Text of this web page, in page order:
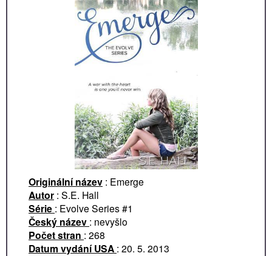
Originální název : Emerge
Autor : S.E. Hall
Série : Evolve Series #1
Český název : nevyšlo
Počet stran : 268
Datum vydání USA : 20. 5. 2013